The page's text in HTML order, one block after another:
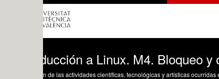
a Linux. M4. Bloqueo y
de las actividades científicas, tecnológicas y artísticas ocurridas en los tres